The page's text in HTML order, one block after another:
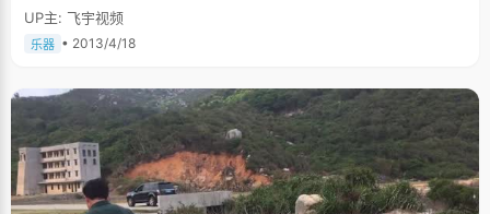
UP主: 飞宇视频
乐器 • 2013/4/18